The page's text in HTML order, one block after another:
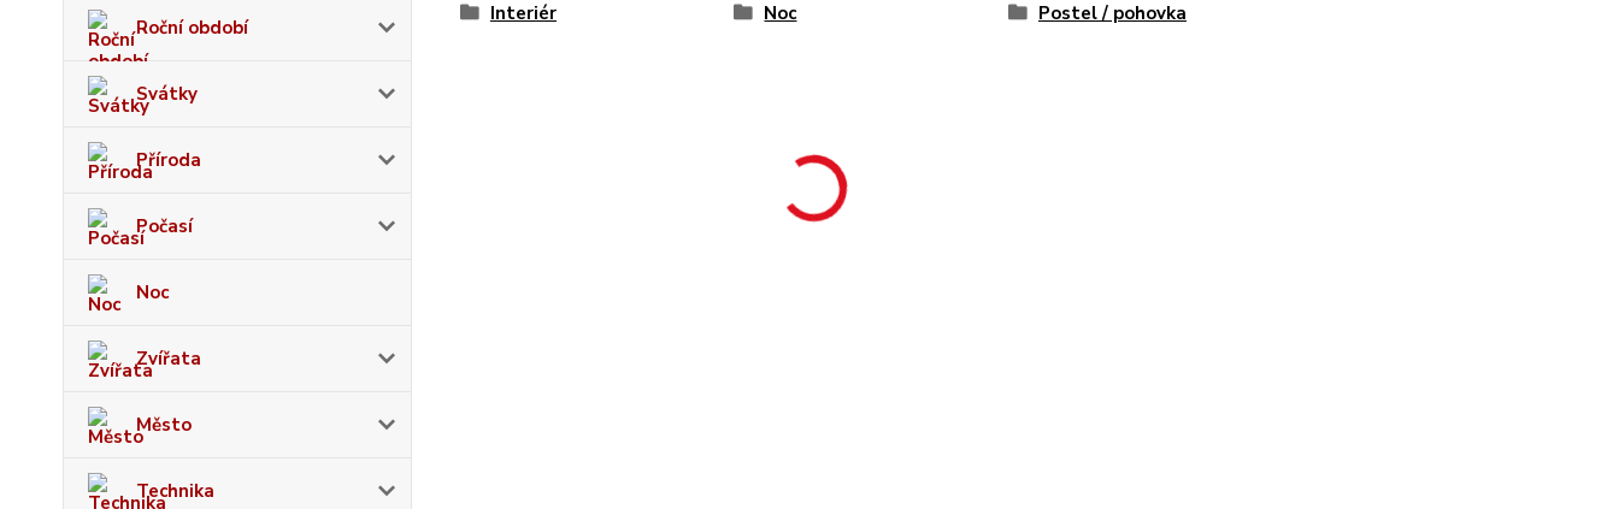
Roční období
Svátky
Příroda
Počasí
Noc
Zvířata
Město
Technika
Interiér Noc Postel / pohovka